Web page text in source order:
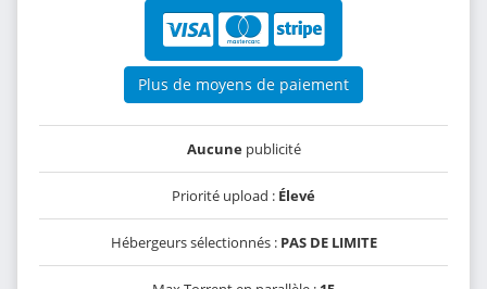
Plus de moyens de paiement
Aucunepublicité
Priorité upload : Élevé
Hébergeurs sélectionnés : PAS DE LIMITE